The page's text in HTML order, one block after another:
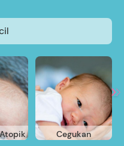
Cegukan